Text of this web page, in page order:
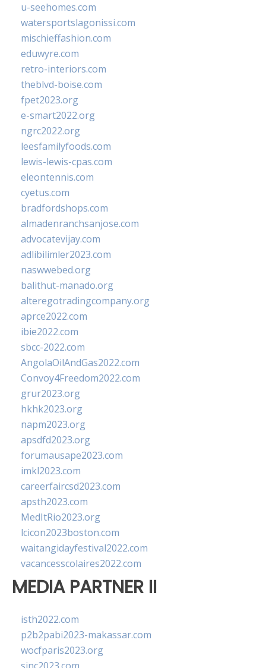
u-seehomes.com
watersportslagonissi.com
mischieffashion.com
eduwyre.com
retro-interiors.com
theblvd-boise.com
fpet2023.org
e-smart2022.org
ngrc2022.org
leesfamilyfoods.com
lewis-lewis-cpas.com
eleontennis.com
cyetus.com
bradfordshops.com
almadenranchsanjose.com
advocatevijay.com
adlibilimler2023.com
naswwebed.org
balithut-manado.org
alteregotradingcompany.org
aprce2022.com
ibie2022.com
sbcc-2022.com
AngolaOilAndGas2022.com
Convoy4Freedom2022.com
grur2023.org
hkhk2023.org
napm2023.org
apsdfd2023.org
forumausape2023.com
imkl2023.com
careerfaircsd2023.com
apsth2023.com
MedItRio2023.org
lcicon2023boston.com
waitangidayfestival2022.com
vacancesscolaires2022.com
MEDIA PARTNER II
isth2022.com
p2b2pabi2023-makassar.com
wocfparis2023.org